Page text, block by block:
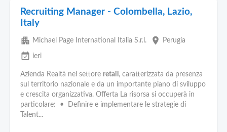
Recruiting Manager - Colombella, Lazio,
Italy
apartment Michael Page International Italia S.r.l. place Perugia
event_available ieri
Azienda Realtà nel settore retail , caratterizzata da presenza
sul territorio nazionale e da un importante piano di sviluppo
e crescita organizzativa. Offerta La risorsa si occuperà in
particolare: • Definire e implementare le strategie di
Talent...